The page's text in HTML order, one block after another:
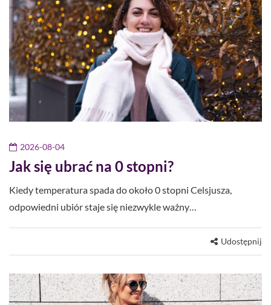
2026-08-04
Jak się ubrać na 0 stopni?
Kiedy temperatura spada do około 0 stopni Celsjusza,
odpowiedni ubiór staje się niezwykle ważny…
Udostępnij